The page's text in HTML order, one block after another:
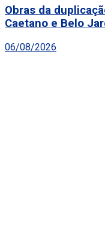
Obras da
Caetano e Belo
06/08/2026